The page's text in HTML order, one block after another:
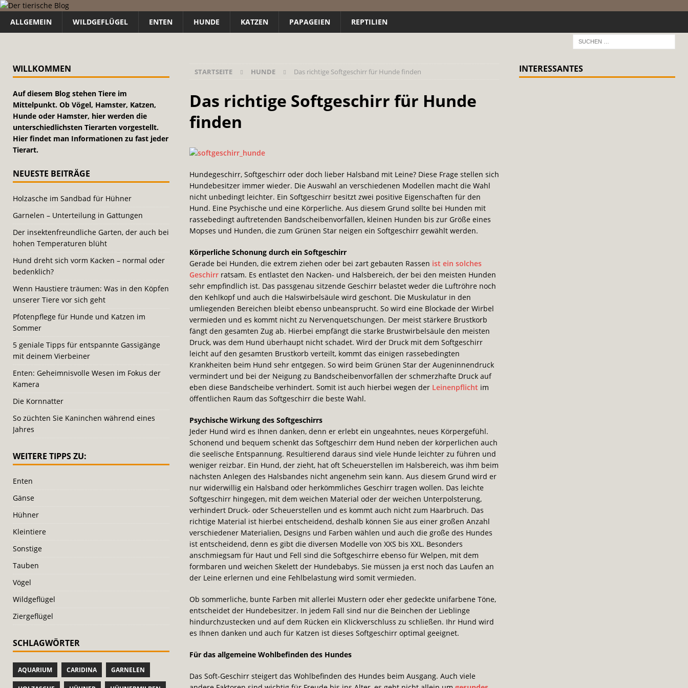
ALLGEMEIN WILDGEFLÜGEL ENTEN HUNDE KATZEN PAPAGEIEN REPTILIEN
STARTSEITE HUNDE Das richtige Softgeschirr für Hunde finden
Das richtige Softgeschirr für Hunde
finden
Hundegeschirr, Softgeschirr oder doch lieber Halsband mit Leine? Diese Frage stellen sich
Hundebesitzer immer wieder. Die Auswahl an verschiedenen Modellen macht die Wahl
nicht unbedingt leichter. Ein Softgeschirr besitzt zwei positive Eigenschaften für den
Hund. Eine Psychische und eine Körperliche. Aus diesem Grund sollte bei Hunden mit
rassebedingt auftretenden Bandscheibenvorfällen, kleinen Hunden bis zur Größe eines
Mopses und Hunden, die zum Grünen Star neigen ein Softgeschirr gewählt werden.
Körperliche Schonung durch ein Softgeschirr
Gerade bei Hunden, die extrem ziehen oder bei zart gebauten Rassen ist ein solches
Geschirrratsam. Es entlastet den Nacken- und Halsbereich, der bei den meisten Hunden
sehr empfindlich ist. Das passgenau sitzende Geschirr belastet weder die Luftröhre noch
den Kehlkopf und auch die Halswirbelsäule wird geschont. Die Muskulatur in den
umliegenden Bereichen bleibt ebenso unbeansprucht. So wird eine Blockade der Wirbel
vermieden und es kommt nicht zu Nervenquetschungen. Der meist stärkere Brustkorb
fängt den gesamten Zug ab. Hierbei empfängt die starke Brustwirbelsäule den meisten
Druck, was dem Hund überhaupt nicht schadet. Wird der Druck mit dem Softgeschirr
leicht auf den gesamten Brustkorb verteilt, kommt das einigen rassebedingten
Krankheiten beim Hund sehr entgegen. So wird beim Grünen Star der Augeninnendruck
vermindert und bei der Neigung zu Bandscheibenvorfällen der schmerzhafte Druck auf
eben diese Bandscheibe verhindert. Somit ist auch hierbei wegen der Leinenpflicht im
öffentlichen Raum das Softgeschirr die beste Wahl.
Psychische Wirkung des Softgeschirrs
Jeder Hund wird es Ihnen danken, denn er erlebt ein ungeahntes, neues Körpergefühl.
Schonend und bequem schenkt das Softgeschirr dem Hund neben der körperlichen auch
die seelische Entspannung. Resultierend daraus sind viele Hunde leichter zu führen und
weniger reizbar. Ein Hund, der zieht, hat oft Scheuerstellen im Halsbereich, was ihm beim
nächsten Anlegen des Halsbandes nicht angenehm sein kann. Aus diesem Grund wird er
nur widerwillig ein Halsband oder herkömmliches Geschirr tragen wollen. Das leichte
Softgeschirr hingegen, mit dem weichen Material oder der weichen Unterpolsterung,
verhindert Druck- oder Scheuerstellen und es kommt auch nicht zum Haarbruch. Das
richtige Material ist hierbei entscheidend, deshalb können Sie aus einer großen Anzahl
verschiedener Materialien, Designs und Farben wählen und auch die große des Hundes
ist entscheidend, denn es gibt die diversen Modelle von XXS bis XXL. Besonders
anschmiegsam für Haut und Fell sind die Softgeschirre ebenso für Welpen, mit dem
formbaren und weichen Skelett der Hundebabys. Sie müssen ja erst noch das Laufen an
der Leine erlernen und eine Fehlbelastung wird somit vermieden.
Ob sommerliche, bunte Farben mit allerlei Mustern oder eher gedeckte unifarbene Töne,
entscheidet der Hundebesitzer. In jedem Fall sind nur die Beinchen der Lieblinge
hindurchzustecken und auf dem Rücken ein Klickverschluss zu schließen. Ihr Hund wird
es Ihnen danken und auch für Katzen ist dieses Softgeschirr optimal geeignet.
Für das allgemeine Wohlbefinden des Hundes
Das Soft-Geschirr steigert das Wohlbefinden des Hundes beim Ausgang. Auch viele
WILLKOMMEN
Auf diesem Blog stehen Tiere im
Mittelpunkt. Ob Vögel, Hamster, Katzen,
Hunde oder Hamster, hier werden die
unterschiedlichsten Tierarten vorgestellt.
Hier findet man Informationen zu fast jeder
Tierart.
NEUESTE BEITRÄGE
Holzasche im Sandbad für Hühner
Garnelen – Unterteilung in Gattungen
Der insektenfreundliche Garten, der auch bei
hohen Temperaturen blüht
Hund dreht sich vorm Kacken – normal oder
bedenklich?
Wenn Haustiere träumen: Was in den Köpfen
unserer Tiere vor sich geht
Pfotenpflege für Hunde und Katzen im
Sommer
5 geniale Tipps für entspannte Gassigänge
mit deinem Vierbeiner
Enten: Geheimnisvolle Wesen im Fokus der
Kamera
Die Kornnatter
So züchten Sie Kaninchen während eines
Jahres
WEITERE TIPPS ZU:
Enten
Gänse
Hühner
Kleintiere
Sonstige
Tauben
Vögel
Wildgeflügel
Ziergeflügel
SCHLAGWÖRTER
AQUARIUM CARIDINA GARNELEN
INTERESSANTES